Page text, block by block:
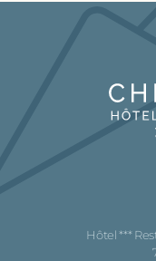
Hôtel ***